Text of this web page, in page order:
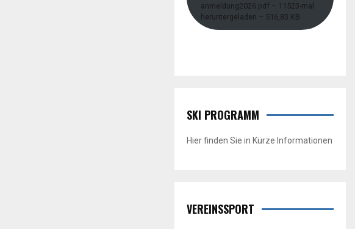
anmeldung2026.pdf – 11523-mal
heruntergeladen – 516,83 KB
SKI PROGRAMM
Hier finden Sie in Kürze Informationen
VEREINSSPORT